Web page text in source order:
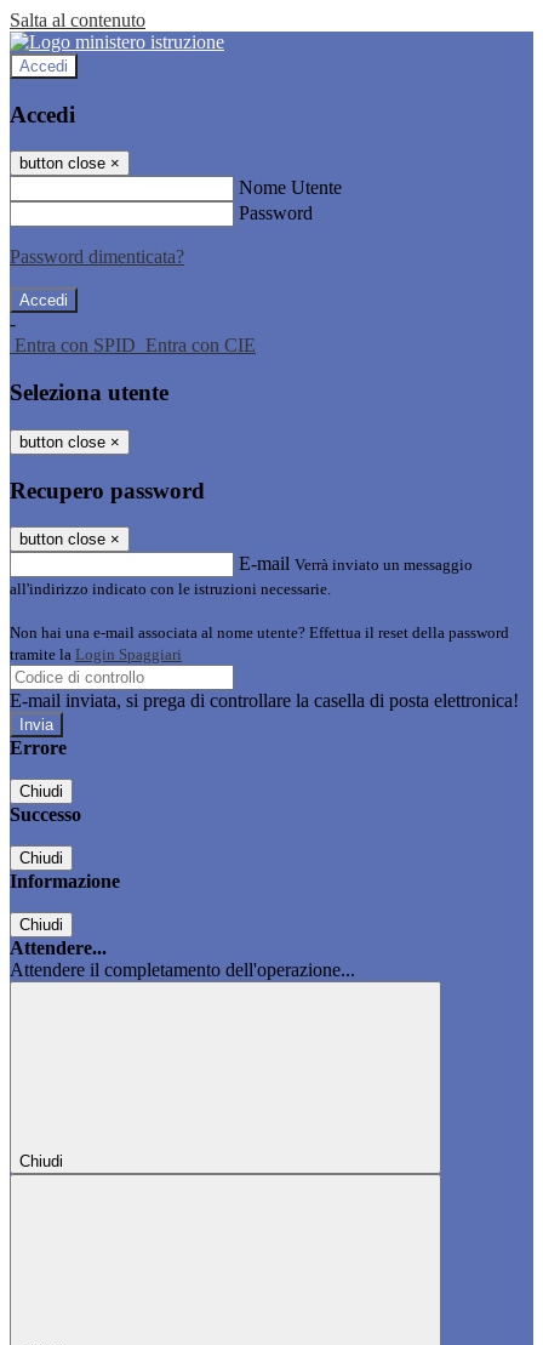
Salta al contenuto
Accedi
Accedi
button close ×
Nome Utente
Password
Password dimenticata?
-
Entra con SPID Entra con CIE
Seleziona utente
button close ×
Recupero password
button close ×
E-mail Verrà inviato un messaggio
all'indirizzo indicato con le istruzioni necessarie.
Non hai una e-mail associata al nome utente? Effettua il reset della password
tramite la Login Spaggiari
E-mail inviata, si prega di controllare la casella di posta elettronica!
Errore
Chiudi
Successo
Chiudi
Informazione
Chiudi
Attendere...
Attendere il completamento dell'operazione...
Chiudi